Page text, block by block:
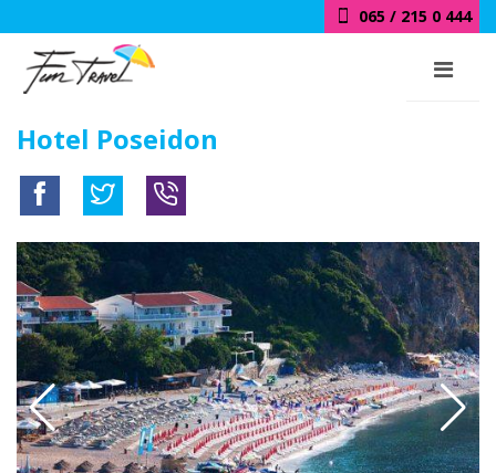
065 / 215 0 444
Hotel Poseidon